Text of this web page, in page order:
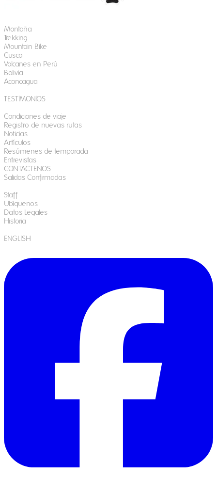
Montaña
Trekking
Mountain Bike
Cusco
​Volcanes en Perú
Bolivia
Aconcagua
TESTIMONIOS
Condiciones de viaje
Registro de nuevas rutas
Noticias
Artículos
Resúmenes de temporada
Entrevistas
CONTACTENOS
Salidas Confirmadas
​Staff
Ubíquenos
Datos Legales
Historia
ENGLISH